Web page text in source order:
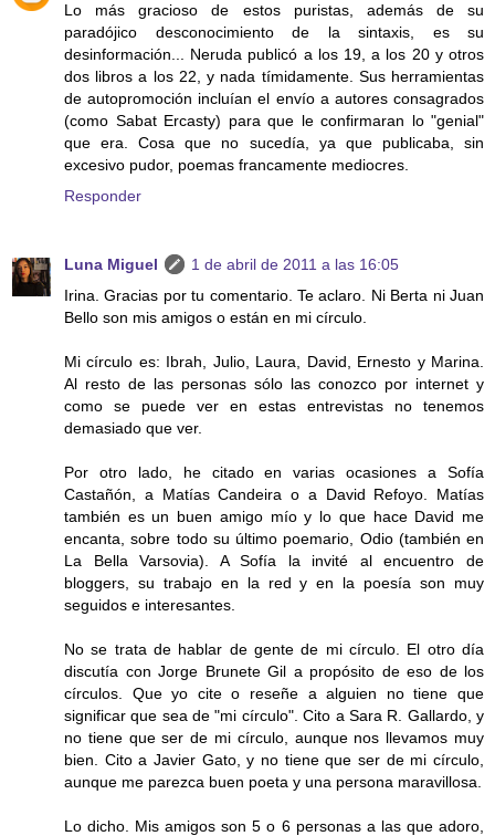
Lo más gracioso de estos puristas, además de su
paradójico desconocimiento de la sintaxis, es su
desinformación... Neruda publicó a los 19, a los 20 y otros
dos libros a los 22, y nada tímidamente. Sus herramientas
de autopromoción incluían el envío a autores consagrados
(como Sabat Ercasty) para que le confirmaran lo "genial"
que era. Cosa que no sucedía, ya que publicaba, sin
excesivo pudor, poemas francamente mediocres.
Responder
Luna Miguel
1 de abril de 2011 a las 16:05
Irina. Gracias por tu comentario. Te aclaro. Ni Berta ni Juan
Bello son mis amigos o están en mi círculo.
Mi círculo es: Ibrah, Julio, Laura, David, Ernesto y Marina.
Al resto de las personas sólo las conozco por internet y
como se puede ver en estas entrevistas no tenemos
demasiado que ver.
Por otro lado, he citado en varias ocasiones a Sofía
Castañón, a Matías Candeira o a David Refoyo. Matías
también es un buen amigo mío y lo que hace David me
encanta, sobre todo su último poemario, Odio (también en
La Bella Varsovia). A Sofía la invité al encuentro de
bloggers, su trabajo en la red y en la poesía son muy
seguidos e interesantes.
No se trata de hablar de gente de mi círculo. El otro día
discutía con Jorge Brunete Gil a propósito de eso de los
círculos. Que yo cite o reseñe a alguien no tiene que
significar que sea de "mi círculo". Cito a Sara R. Gallardo, y
no tiene que ser de mi círculo, aunque nos llevamos muy
bien. Cito a Javier Gato, y no tiene que ser de mi círculo,
aunque me parezca buen poeta y una persona maravillosa.
Lo dicho. Mis amigos son 5 o 6 personas a las que adoro,